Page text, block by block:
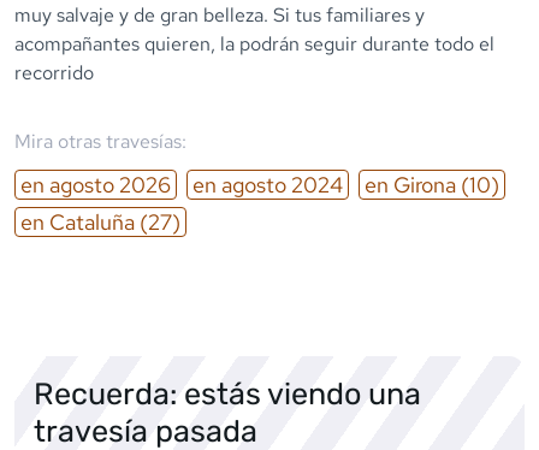
muy salvaje y de gran belleza. Si tus familiares y
acompañantes quieren, la podrán seguir durante todo el
recorrido
Mira otras travesías:
en agosto 2026 en agosto 2024 en Girona (10)
en Cataluña (27)
Recuerda: estás viendo una
travesía pasada